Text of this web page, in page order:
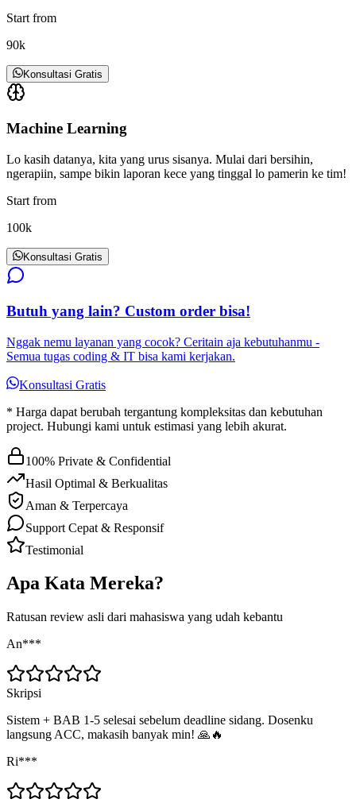
Start from
90k
Konsultasi Gratis
Machine Learning
Lo kasih datanya, kita yang urus sisanya. Mulai dari bersihin,
ngerapiin, sampe bikin laporan kece yang tinggal lo pamerin ke tim!
Start from
100k
Konsultasi Gratis
Butuh yang lain? Custom order bisa!
Nggak nemu layanan yang cocok? Ceritain aja kebutuhanmu -
Semua tugas coding & IT bisa kami kerjakan.
Konsultasi Gratis
* Harga dapat berubah tergantung kompleksitas dan kebutuhan
project. Hubungi kami untuk estimasi yang lebih akurat.
100% Private & Confidential
Hasil Optimal & Berkualitas
Aman & Terpercaya
Support Cepat & Responsif
Testimonial
Apa Kata Mereka?
Ratusan review asli dari mahasiswa yang udah kebantu
An***
Skripsi
Sistem + BAB 1-5 selesai sebelum deadline sidang. Dosenku
langsung ACC, makasih banyak min! 🙏🔥
Ri***